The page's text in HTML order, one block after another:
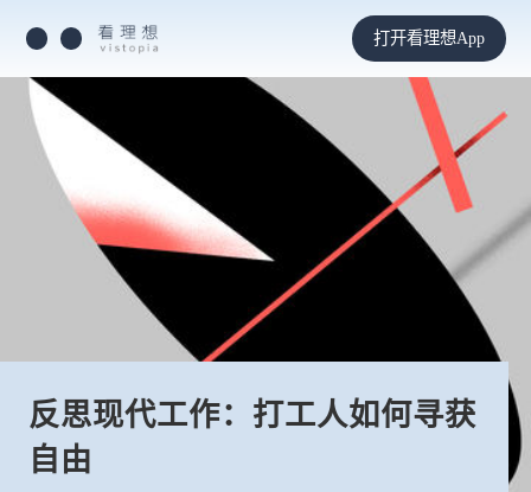
打开看理想App
反思现代工作：打工人如何寻获
自由